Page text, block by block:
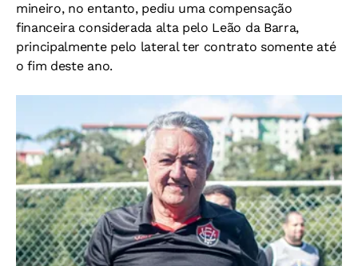
mineiro, no entanto, pediu uma compensação
financeira considerada alta pelo Leão da Barra,
principalmente pelo lateral ter contrato somente até
o fim deste ano.